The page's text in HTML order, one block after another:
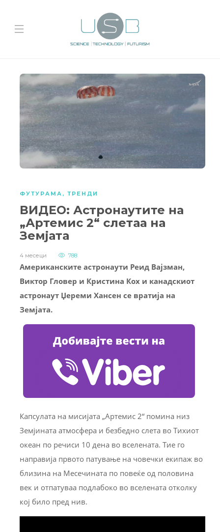
ФУТУРАМА , ТРЕНДИ
ВИДЕО: Астронаутите на
„Артемис 2“ слетаа на
Земјата
4 месеци 788
Американските астронаути Реид Вајзман,
Виктор Гловер и Кристина Кох и канадскиот
астронаут Џереми Хансен се вратија на
Земјата.
Капсулата на мисијата „Артемис 2“ помина низ
Земјината атмосфера и безбедно слета во Тихиот
океан по речиси 10 дена во вселената. Тие го
направија првото патување на човечки екипаж во
близина на Месечината по повеќе од половина
век и отпатуваа подлабоко во вселената отколку
кој било пред нив.